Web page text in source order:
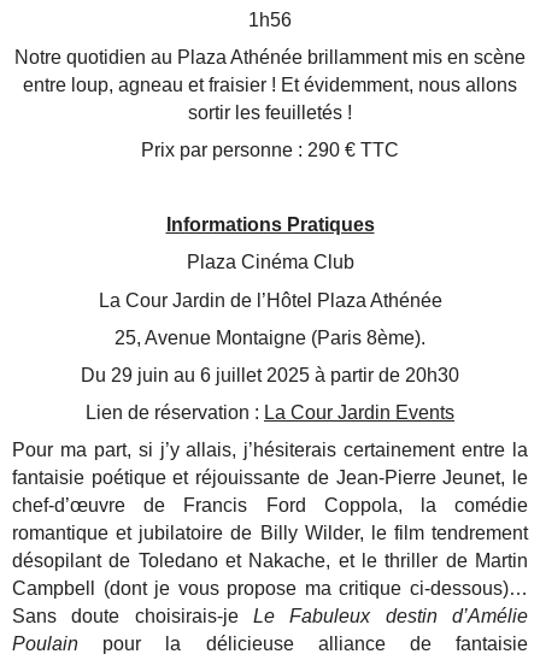
1h56
Notre quotidien au Plaza Athénée brillamment mis en scène
entre loup, agneau et fraisier ! Et évidemment, nous allons
sortir les feuilletés !
Prix par personne : 290 € TTC
Informations Pratiques
Plaza Cinéma Club
La Cour Jardin de l’Hôtel Plaza Athénée
25, Avenue Montaigne (Paris 8ème).
Du 29 juin au 6 juillet 2025 à partir de 20h30
Lien de réservation : La Cour Jardin Events
Pour ma part, si j’y allais, j’hésiterais certainement entre la
fantaisie poétique et réjouissante de Jean-Pierre Jeunet, le
chef-d’œuvre de Francis Ford Coppola, la comédie
romantique et jubilatoire de Billy Wilder, le film tendrement
désopilant de Toledano et Nakache, et le thriller de Martin
Campbell (dont je vous propose ma critique ci-dessous)…
Sans doute choisirais-je Le Fabuleux destin d’Amélie
Poulain pour la délicieuse alliance de fantaisie